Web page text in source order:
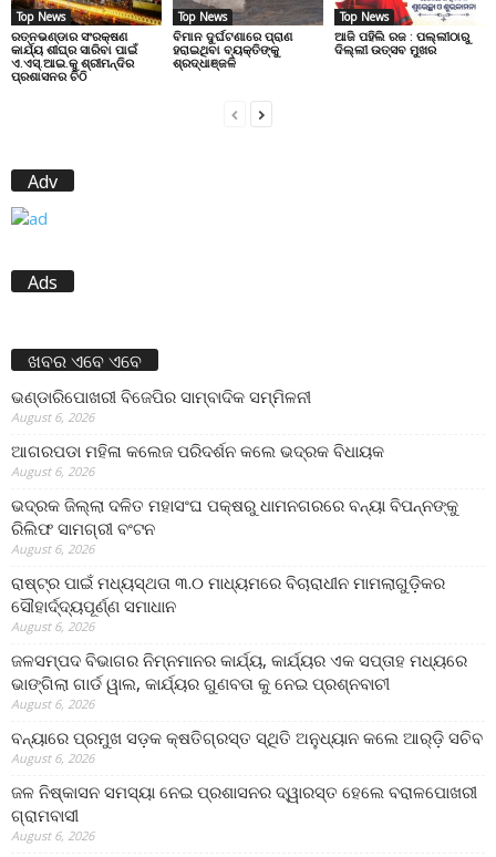
Top News
ରତ୍ନଭଣ୍ଡାର ସଂରକ୍ଷଣ
କାର୍ଯ୍ୟ ଶୀଘ୍ର ସାରିବା ପାଇଁ
ଏ.ଏସ୍.ଆଇ.କୁ ଶ୍ରୀମନ୍ଦିର
ପ୍ରଶାସନର ଚିଠି
Top News
ବିମାନ ଦୁର୍ଘଟଣାରେ ପ୍ରାଣ
ହରାଇଥିବା ବ୍ୟକ୍ତିଙ୍କୁ
ଶ୍ରଦ୍ଧାଞ୍ଜଳି
Top News
ଆଜି ପହିଲି ରଜ : ପଲ୍ଲୀଠାରୁ
ଦିଲ୍ଲୀ ଉତ୍ସବ ମୁଖର
Adv
Ads
ଖବର ଏବେ ଏବେ
ଭଣ୍ଡାରିପୋଖରୀ ବିଜେପିର ସାମ୍ବାଦିକ ସମ୍ମିଳନୀ
August 6, 2026
ଆଗରପଡା ମହିଳା କଲେଜ ପରିଦର୍ଶନ କଲେ ଭଦ୍ରକ ବିଧାୟକ
August 6, 2026
ଭଦ୍ରକ ଜିଲ୍ଲା ଦଳିତ ମହାସଂଘ ପକ୍ଷରୁ ଧାମନଗରରେ ବନ୍ୟା ବିପନ୍ନଙ୍କୁ
ରିଲିଫ ସାମଗ୍ରୀ ବଂଟନ
August 6, 2026
ରାଷ୍ଟ୍ର ପାଇଁ ମଧ୍ୟସ୍ଥତା ୩.୦ ମାଧ୍ୟମରେ ବିଚାରାଧୀନ ମାମଲାଗୁଡ଼ିକର
ସୌହାର୍ଦ୍ଦ୍ୟପୂର୍ଣ୍ଣ ସମାଧାନ
August 6, 2026
ଜଳସମ୍ପଦ ବିଭାଗର ନିମ୍ନମାନର କାର୍ଯ୍ୟ, କାର୍ଯ୍ୟର ଏକ ସପ୍ତାହ ମଧ୍ୟରେ
ଭାଙ୍ଗିଲା ଗାର୍ଡ ୱାଲ, କାର୍ଯ୍ୟର ଗୁଣବତା କୁ ନେଇ ପ୍ରଶ୍ନବାଚୀ
August 6, 2026
ବନ୍ୟାରେ ପ୍ରମୁଖ ସଡ଼କ କ୍ଷତିଗ୍ରସ୍ତ ସ୍ଥିତି ଅନୁଧ୍ୟାନ କଲେ ଆର୍‌ଡ଼ି ସଚିବ
August 6, 2026
ଜଳ ନିଷ୍କାସନ ସମସ୍ୟା ନେଇ ପ୍ରଶାସନର ଦ୍ୱାରସ୍ତ ହେଲେ ବରାଳପୋଖରୀ
ଗ୍ରାମବାସୀ
August 6, 2026